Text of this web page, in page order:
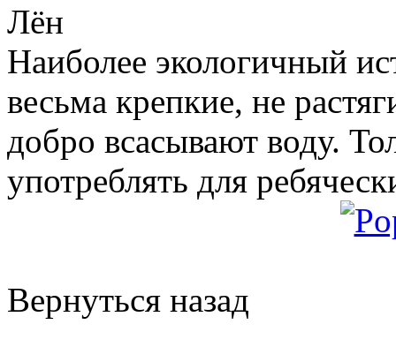
Лён
Наиболее экологичный
весьма крепкие, не
добро всасывают воду.
употреблять для
Вернуться назад